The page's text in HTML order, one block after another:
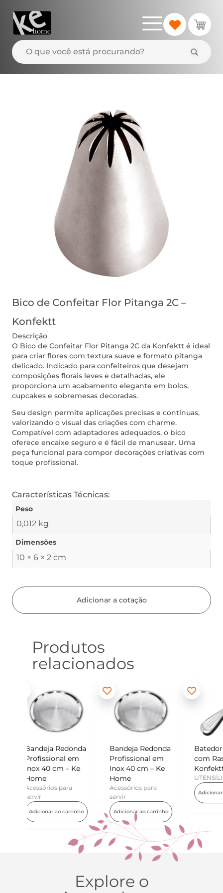
Bico de Confeitar Flor Pitanga 2C –
Konfektt
Descrição
O Bico de Confeitar Flor Pitanga 2C da Konfektt é ideal
para criar flores com textura suave e formato pitanga
delicado. Indicado para confeiteiros que desejam
composições florais leves e detalhadas, ele
proporciona um acabamento elegante em bolos,
cupcakes e sobremesas decoradas.
Seu design permite aplicações precisas e contínuas,
valorizando o visual das criações com charme.
Compatível com adaptadores adequados, o bico
oferece encaixe seguro e é fácil de manusear. Uma
peça funcional para compor decorações criativas com
toque profissional.
Características Técnicas:
Peso
0,012 kg
Dimensões
10 × 6 × 2 cm
Adicionar a cotação
Produtos
relacionados
Bandeja Redonda
Profissional em
Inox 40 cm – Ke
Home
Acessórios para
Adicionar ao carrinho
Batedor de Ovos
com Raspador –
Konfektt
UTENSÍLIOS
Adicionar ao carrinho
Explore o